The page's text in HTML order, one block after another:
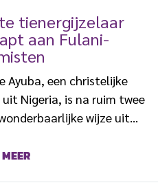
tienergijzelaar
aan Fulani-
Ayuba, een christelijke
Nigeria, is na ruim twee
wijze uit
121 leerlingen die weer